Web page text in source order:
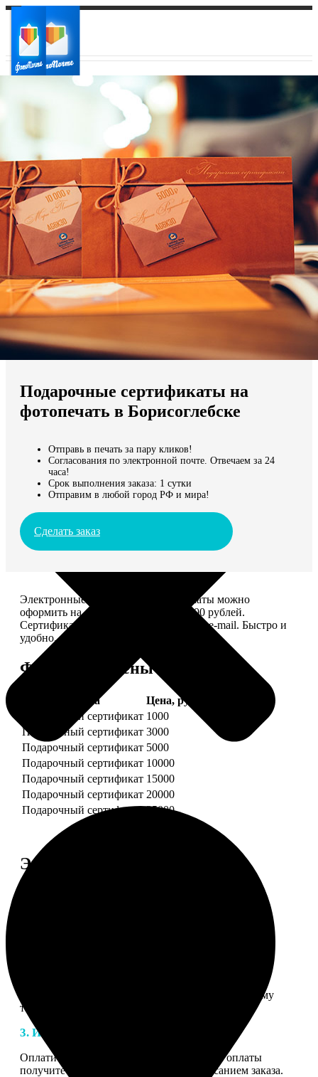
Ваш регион доставки
Выберите из списка:
Мы доставляем по всему миру
Продолжить без города
Подарочные сертификаты на
фотопечать в Борисоглебске
Отправь в печать за пару кликов!
Согласования по электронной почте. Отвечаем за 24
часа!
Срок выполнения заказа: 1 сутки
Отправим в любой город РФ и мира!
Сделать заказ
Электронные подарочные сертификаты можно
оформить на сумму от 1 000 до 25 000 рублей.
Сертификат вы сможете отправить по e-mail. Быстро и
удобно.
Форматы и цены
Услуга
Цена, руб.
Подарочный сертификат 1000
Подарочный сертификат 3000
Подарочный сертификат 5000
Подарочный сертификат 10000
Подарочный сертификат 15000
Подарочный сертификат 20000
Подарочный сертификат 25000
Этапы работы
специалисты могут связаться с Вами по указанному
телефону или email для согласования деталей.
3. ИЗГОТОВЛЕНИЕ
Оплатите заказ банковской картой. После оплаты
получите подтверждение на email с описанием заказа.